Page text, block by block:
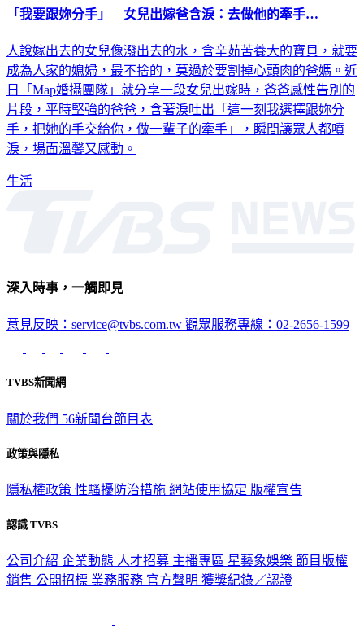
「我要跟妳分手」 女兒出嫁爸含淚：去做他的牽手…
人說嫁出去的女兒像潑出去的水，含辛茹苦養大的寶貝，就要
成為人家的媳婦，最不捨的，莫過於要割掉心頭肉的爸媽。近
日「Map婚攝團隊」就分享一段女兒出嫁時，爸爸感性告別的
片段，平時堅強的爸爸，含著淚吐出「這一刻我選擇跟妳分
手，把她的手交給你，做一輩子的牽手」，瞬間讓眾人都噴
淚，場面溫馨又感動。
生活
深入時事，一觸即見
意見反映：service@tvbs.com.tw 觀眾服務專線：02-2656-1599
TVBS新聞網
關於我們 56新聞台節目表
政策與隱私
隱私權政策 性騷擾防治措施 網站使用協定 版權宣告
認識 TVBS
公司介紹 企業動態 人才招募 主播專區 星藝象娛樂 節目版權
銷售 公開招標 業務服務 官方聲明 獲獎紀錄／認證